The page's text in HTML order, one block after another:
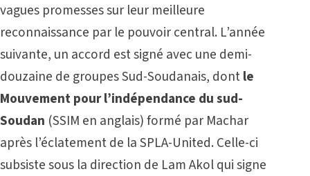
vagues promesses sur leur meilleure
reconnaissance par le pouvoir central. L’année
suivante, un accord est signé avec une demi-
douzaine de groupes Sud-Soudanais, dontle
Mouvement pour l’indépendance du sud-
Soudan (SSIM en anglais) formé par Machar
après l’éclatement de la SPLA-United. Celle-ci
subsiste sous la direction de Lam Akol qui signe